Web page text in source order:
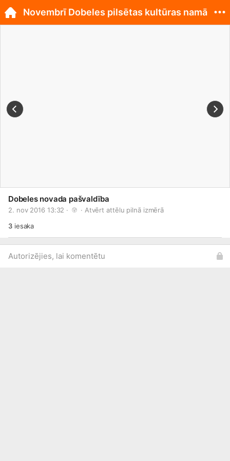
Dobeles novada pašvaldība
2. nov 2016 13:32 · · Atvērt attēlu pilnā izmērā
3iesaka
Autorizējies, lai komentētu
Novembrī Dobeles pilsētas kultūras namā